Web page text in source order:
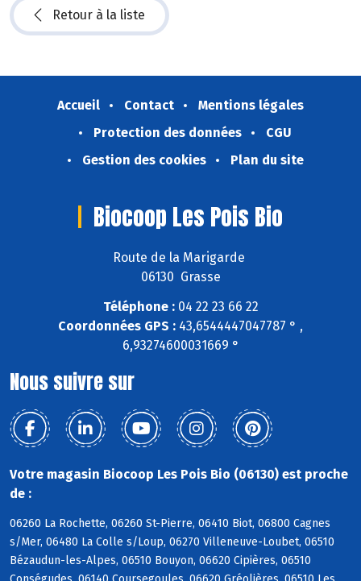
Retour à la liste
Accueil Contact
Mentions légales
Protection des données
CGU
Gestion des cookies
Plan du site
Biocoop Les Pois Bio
Route de la Marigarde
06130 Grasse
Téléphone :04 22 23 66 22
Coordonnées GPS : 43,6544447047787 ° ,
6,93274600031669 °
Nous suivre sur
Votre magasin Biocoop Les Pois Bio (06130) est proche
de :
06260 La Rochette, 06260 St-Pierre, 06410 Biot, 06800 Cagnes
s/Mer, 06480 La Colle s/Loup, 06270 Villeneuve-Loubet, 06510
Bézaudun-les-Alpes, 06510 Bouyon, 06620 Cipières, 06510